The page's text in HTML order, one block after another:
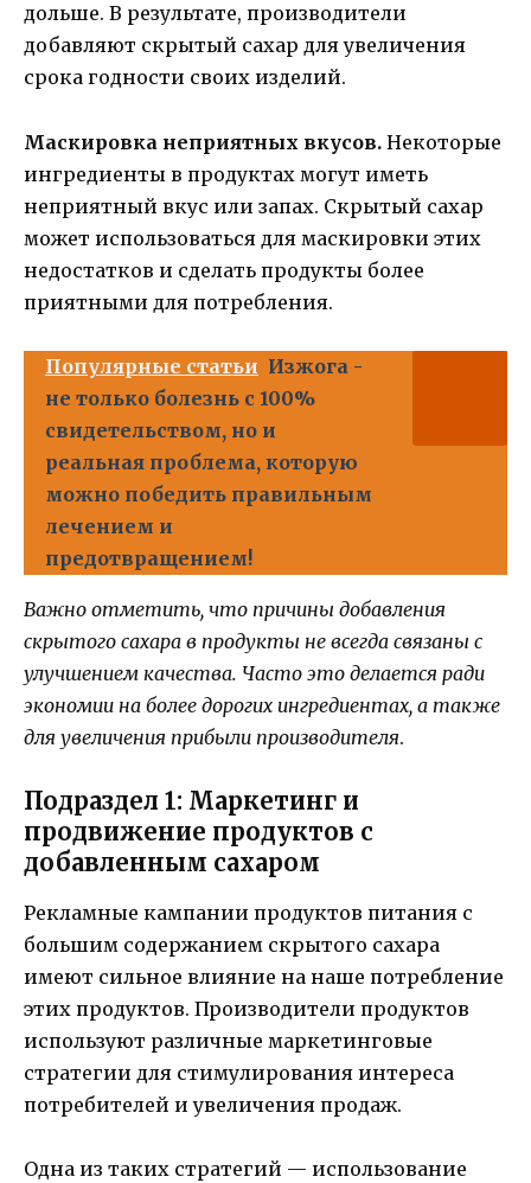
дольше. В результате, производители
добавляют скрытый сахар для увеличения
срока годности своих изделий.
Маскировка неприятных вкусов. Некоторые
ингредиенты в продуктах могут иметь
неприятный вкус или запах. Скрытый сахар
может использоваться для маскировки этих
недостатков и сделать продукты более
приятными для потребления.
Популярные статьи Изжога -
не только болезнь с 100%
свидетельством, но и
реальная проблема, которую
можно победить правильным
лечением и
предотвращением!
Важно отметить, что причины добавления
скрытого сахара в продукты не всегда связаны с
улучшением качества. Часто это делается ради
экономии на более дорогих ингредиентах, а также
для увеличения прибыли производителя.
Подраздел 1: Маркетинг и
продвижение продуктов с
добавленным сахаром
Рекламные кампании продуктов питания с
большим содержанием скрытого сахара
имеют сильное влияние на наше потребление
этих продуктов. Производители продуктов
используют различные маркетинговые
стратегии для стимулирования интереса
потребителей и увеличения продаж.
Одна из таких стратегий — использование